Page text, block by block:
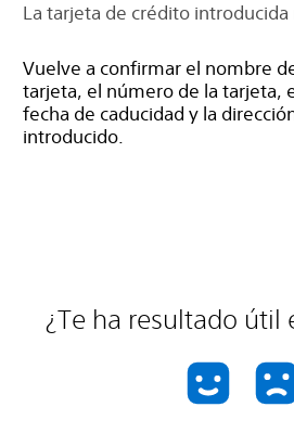
La tarjeta de crédito introducida
Vuelve a confirmar el nombre
tarjeta, el número de la tarjeta,
fecha de caducidad y la
introducido.
¿Te ha resultado útil